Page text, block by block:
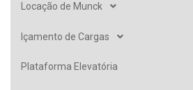
Locação de Munck
Içamento de Cargas
Plataforma Elevatória